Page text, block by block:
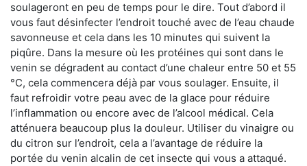
soulageront en peu de temps pour le dire. Tout d’abord il
vous faut désinfecter l’endroit touché avec de l’eau chaude
savonneuse et cela dans les 10 minutes qui suivent la
piqûre. Dans la mesure où les protéines qui sont dans le
venin se dégradent au contact d’une chaleur entre 50 et 55
°C, cela commencera déjà par vous soulager. Ensuite, il
faut refroidir votre peau avec de la glace pour réduire
l’inflammation ou encore avec de l’alcool médical. Cela
atténuera beaucoup plus la douleur. Utiliser du vinaigre ou
du citron sur l’endroit, cela a l’avantage de réduire la
portée du venin alcalin de cet insecte qui vous a attaqué.